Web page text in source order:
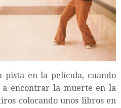
pista en la película, cuando
encontrar la muerte en la
colocando unos libros en